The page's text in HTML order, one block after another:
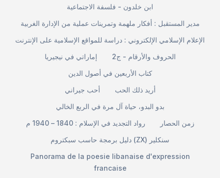
ابن خلدون - فلسفة الاجتماعية
مدير المستقبل : أفكار ملهمة وتمرينات عملية من الإدارة الغربية
الإعلام الإسلامي الإلكتروني : دراسة للمواقع الإسلامية على الإنترنت
إماراتي في نيجيريا
الحروف والأرقام - ج2
كتاب الأربعين في أصول الدين
أحب جيراني
أريد ذلك الحب
بدو البدو، حياة آل مرة في الربع الخالي
رواد التجديد في الإسلام : 1840 – 1940 م
زمن الحصار
دليل برمجة حاسب سبكتروم (ZX) سنكلير
Panorama de la poesie libanaise d'expression
francaise